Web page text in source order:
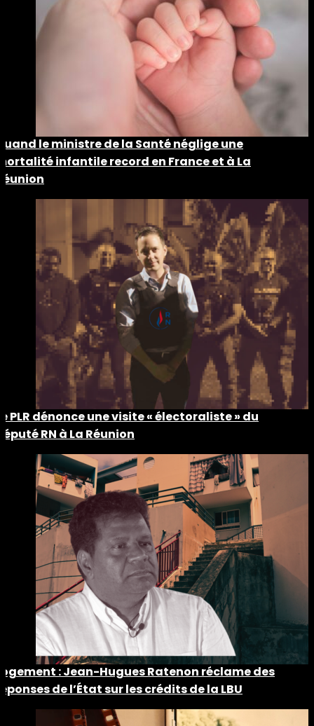
le ministre de la Santé néglige une
infantile record en France et à La
PLR dénonce une visite « électoraliste » du
RN à La Réunion
: Jean-Hugues Ratenon réclame des
de l’État sur les crédits de la LBU